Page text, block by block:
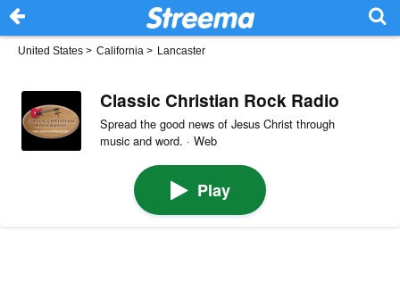
United States > California > Lancaster
Classic Christian Rock Radio
Spread the good news of Jesus Christ through
music and word. · Web
Play